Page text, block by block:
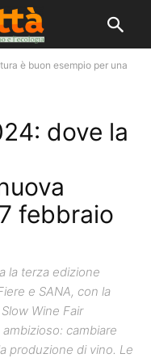
è buon esempio per una
dove la
febbraio
la terza edizione
e SANA, con la
Wine Fair
cambiare
produzione di vino. Le